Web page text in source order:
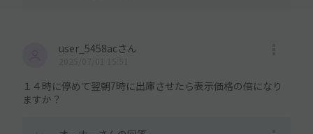
user_5458acさん
１４時に停めて翌朝7時に出庫させたら表示価格の倍になり
ますか？